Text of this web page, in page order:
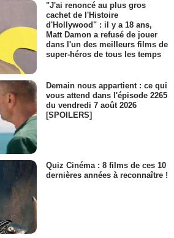
"J'ai renoncé au plus gros
cachet de l'Histoire
d'Hollywood" : il y a 18 ans,
Matt Damon a refusé de jouer
dans l'un des meilleurs films de
super-héros de tous les temps
Demain nous appartient : ce qui
vous attend dans l'épisode 2265
du vendredi 7 août 2026
[SPOILERS]
Quiz Cinéma : 8 films de ces 10
dernières années à reconnaître !